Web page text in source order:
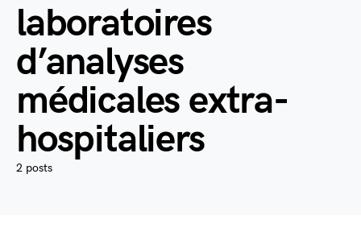
laboratoires
d’analyses
médicales extra-
hospitaliers
2 posts